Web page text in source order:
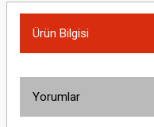
Ürün Bilgisi
Yorumlar